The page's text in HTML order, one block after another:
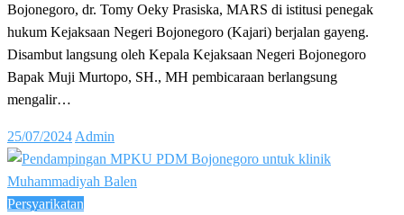
Bojonegoro, dr. Tomy Oeky Prasiska, MARS di istitusi penegak
hukum Kejaksaan Negeri Bojonegoro (Kajari) berjalan gayeng.
Disambut langsung oleh Kepala Kejaksaan Negeri Bojonegoro
Bapak Muji Murtopo, SH., MH pembicaraan berlangsung
mengalir…
Posted
on
25/07/2024 Admin
Persyarikatan